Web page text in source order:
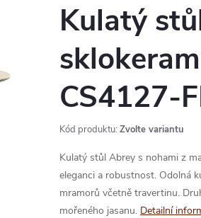
Kulatý
CS4127-
Kód produktu: Zvolte variantu
Kulatý stůl Abrey s nohami z
eleganci a robustnost. Odolná
mramorů včetně travertinu.
mořeného jasanu. Detailní